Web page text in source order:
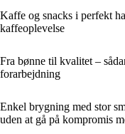
Kaffe og snacks i perfekt
kaffeoplevelse
Fra bønne til kvalitet –
forarbejdning
Enkel brygning med stor
uden at gå på kompromis